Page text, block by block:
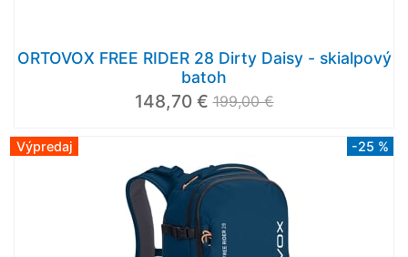
ORTOVOX FREE RIDER 28 Dirty Daisy - skialpový
batoh
148,70 € 199,00 €
Výpredaj -25 %